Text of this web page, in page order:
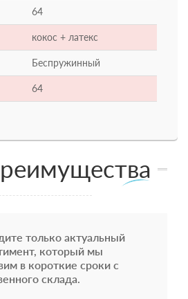
64
кокос + латекс
Беспружинный
64
только актуальный
который мы
в короткие сроки с
склада.